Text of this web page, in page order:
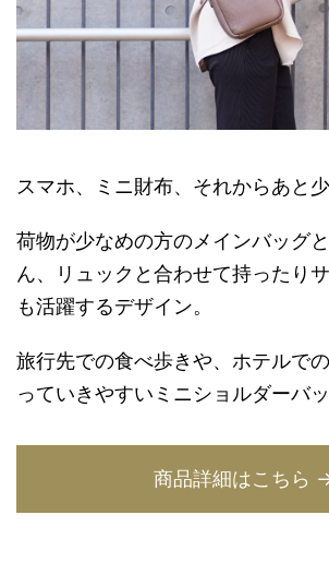
スマホ、ミニ財布、それからあと少
荷物が少なめの方のメインバッグ
ん、リュックと合わせて持ったり
も活躍するデザイン。
旅行先での食べ歩きや、ホテルで
っていきやすいミニショルダーバッ
商品詳細はこちら